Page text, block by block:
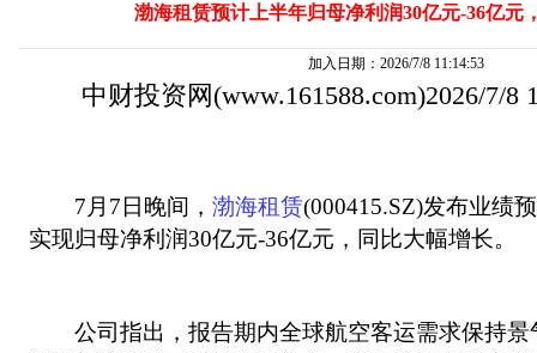
渤海租赁预计上半年归母净利润30亿元-36亿元
加入日期：2026/7/8 11:14:53
中财投资网 (www.161588.com)2026/7/8
7月7日晚间， 渤海租赁(000415.SZ)发布业绩
实现归母净利润30亿元-36亿元，同比大幅增长。
公司指出，报告期内全球航空客运需求保持景